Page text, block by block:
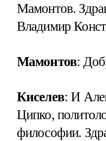
Мамонтов.
Владимир
Мамонтов:
Киселев: И
Ципко,
философии.